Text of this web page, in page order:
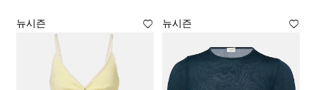
뉴시즌 뉴시즌